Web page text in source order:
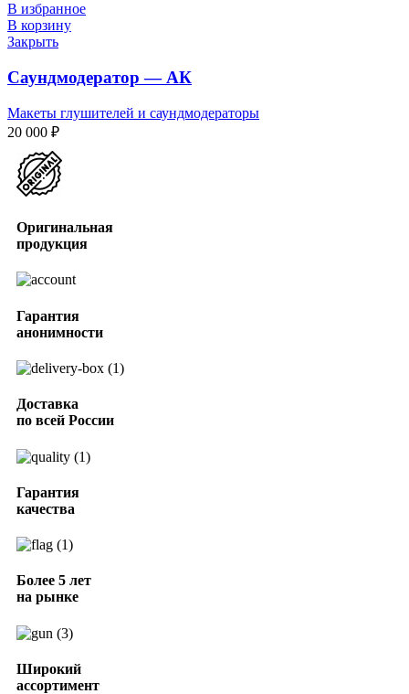
В избранное
В корзину
Закрыть
Саундмодератор — АК
Макеты глушителей и саундмодераторы
20 000 ₽
Оригинальная
продукция
Гарантия
анонимности
Доставка
по всей России
Гарантия
качества
Более 5 лет
на рынке
Широкий
ассортимент